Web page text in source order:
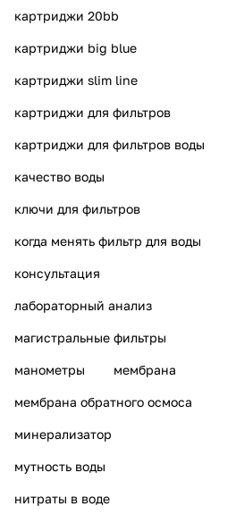
картриджи 20bb
картриджи big blue
картриджи slim line
картриджи для фильтров
картриджи для фильтров воды
качество воды
ключи для фильтров
когда менять фильтр для воды
консультация
лабораторный анализ
магистральные фильтры
манометры мембрана
мембрана обратного осмоса
минерализатор
мутность воды
нитраты в воде